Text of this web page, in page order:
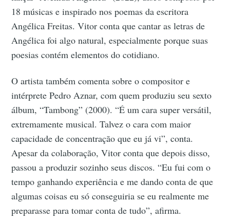
18 músicas e inspirado nos poemas da escritora
Angélica Freitas. Vitor conta que cantar as letras de
Angélica foi algo natural, especialmente porque suas
poesias contém elementos do cotidiano.
O artista também comenta sobre o compositor e
intérprete Pedro Aznar, com quem produziu seu sexto
álbum, “Tambong” (2000). “É um cara super versátil,
extremamente musical. Talvez o cara com maior
capacidade de concentração que eu já vi”, conta.
Apesar da colaboração, Vitor conta que depois disso,
passou a produzir sozinho seus discos. “Eu fui com o
tempo ganhando experiência e me dando conta de que
algumas coisas eu só conseguiria se eu realmente me
preparasse para tomar conta de tudo”, afirma.